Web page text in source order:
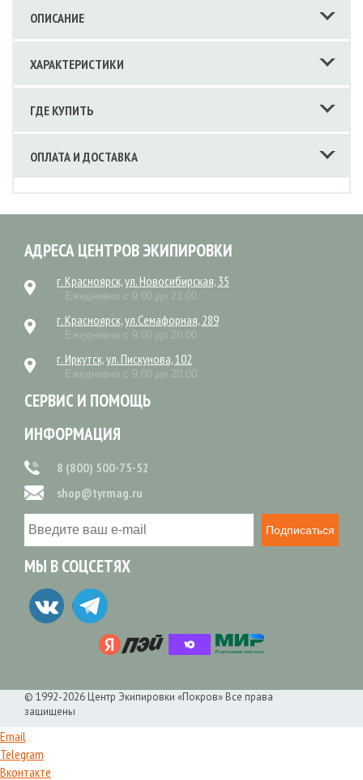
ОПИСАНИЕ
ХАРАКТЕРИСТИКИ
ГДЕ КУПИТЬ
ОПЛАТА И ДОСТАВКА
АДРЕСА ЦЕНТРОВ ЭКИПИРОВКИ
г. Красноярск, ул. Новосибирская, 35
Ежедневно с 9.00 до 21.00
г. Красноярск, ул.Семафорная, 289
Ежедневно с 9.00 до 20.00
г. Иркутск, ул. Пискунова, 102
Ежедневно с 9.00 до 20.00
СЕРВИС И ПОМОЩЬ
ИНФОРМАЦИЯ
8 (800) 500-75-52
shop@tyrmag.ru
Подписаться
МЫ В СОЦСЕТЯХ
© 1992-2026 Центр Экипировки «Покров» Все права
защищены
Email
Telegram
Вконтакте